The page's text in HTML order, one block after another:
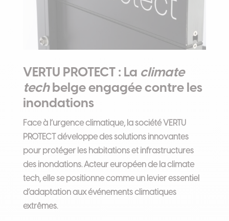
VERTU PROTECT : La climate
techbelge engagée contre les
inondations
Face à l’urgence climatique, la société VERTU
PROTECT développe des solutions innovantes
pour protéger les habitations et infrastructures
des inondations. Acteur européen de la climate
tech, elle se positionne comme un levier essentiel
d’adaptation aux événements climatiques
extrêmes.